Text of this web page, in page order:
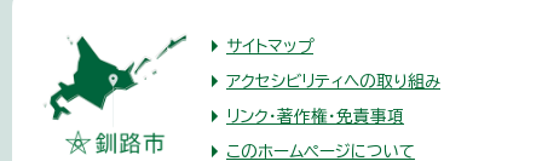
サイトマップ
アクセシビリティへの取り組み
リンク・著作権・免責事項
このホームページについて